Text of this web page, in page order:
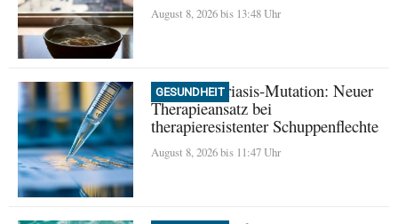
August 8, 2026 bis 13:48 Uhr
GESUNDHEIT
Seltene Psoriasis-Mutation: Neuer
Therapieansatz bei
therapieresistenter Schuppenflechte
August 8, 2026 bis 11:47 Uhr